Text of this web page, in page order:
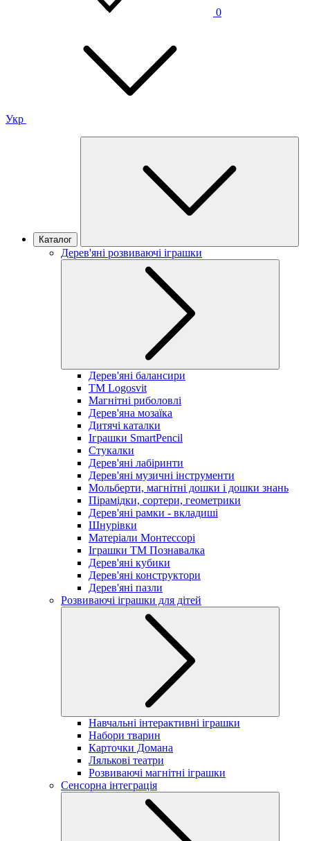
0
Укр
Каталог
Дерев'яні розвиваючі іграшки
Дерев'яні балансири
TM Logosvit
Магнітні риболовлі
Дерев'яна мозаїка
Дитячі каталки
Іграшки SmartPencil
Стукалки
Дерев'яні лабіринти
Дерев'яні музичні інструменти
Мольберти, магнітні дошки і дошки знань
Пірамідки, сортери, геометрики
Дерев'яні рамки - вкладиші
Шнурівки
Матеріали Монтессорі
Іграшки ТМ Познавалка
Дерев'яні кубики
Дерев'яні конструктори
Дерев'яні пазли
Розвиваючі іграшки для дітей
Навчальні інтерактивні іграшки
Набори тварин
Карточки Домана
Лялькові театри
Розвиваючі магнітні іграшки
Сенсорна інтеграція